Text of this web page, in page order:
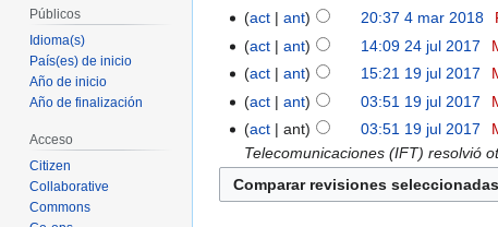
act
ant 20:37 4 mar 2018
act
ant 14:09 24 jul 2017
act
ant 15:21 19 jul 2017
act
ant 03:51 19 jul 2017
act
ant 03:51 19 jul 2017
Telecomunicaciones (IFT) resolvió
Públicos
Idioma(s)
País(es) de inicio
Año de inicio
Año de finalización
Acceso
Citizen
Collaborative
Commons